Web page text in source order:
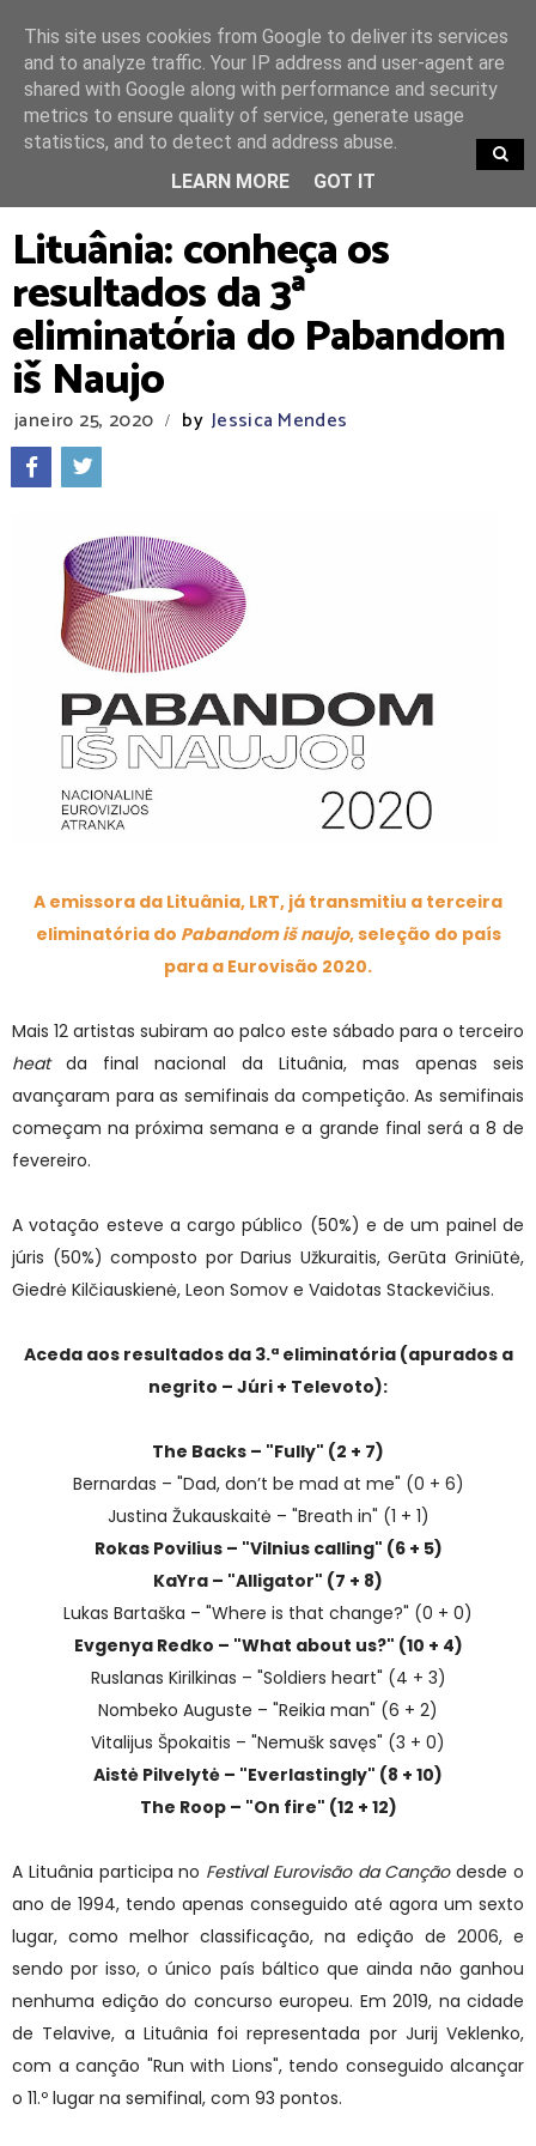
TRENDING
Lituânia: conheça os
resultados da 3ª
eliminatória do Pabandom
iš Naujo
janeiro 25, 2020 / by Jessica Mendes
A emissora da Lituânia, LRT, já transmitiu a terceira
eliminatória do Pabandom iš naujo, seleção do país
para a Eurovisão 2020.
Mais 12 artistas subiram ao palco este sábado para o terceiro
heat da final nacional da Lituânia, mas apenas seis
avançaram para as semifinais da competição. As semifinais
começam na próxima semana e a grande final será a 8 de
fevereiro.
A votação esteve a cargo público (50%) e de um painel de
júris (50%) composto por Darius Užkuraitis, Gerūta Griniūtė,
Giedrė Kilčiauskienė, Leon Somov e Vaidotas Stackevičius.
Aceda aos resultados da 3.ª eliminatória (apurados a
negrito – Júri + Televoto):
The Backs – "Fully" (2 + 7)
Bernardas – "Dad, don’t be mad at me" (0 + 6)
Justina Žukauskaitė – "Breath in" (1 + 1)
Rokas Povilius – "Vilnius calling" (6 + 5)
KaYra – "Alligator" (7 + 8)
Lukas Bartaška – "Where is that change?" (0 + 0)
Evgenya Redko – "What about us?" (10 + 4)
Ruslanas Kirilkinas – "Soldiers heart" (4 + 3)
Nombeko Auguste – "Reikia man" (6 + 2)
Vitalijus Špokaitis – "Nemušk savęs" (3 + 0)
Aistė Pilvelytė – "Everlastingly" (8 + 10)
The Roop – "On fire" (12 + 12)
A Lituânia participa no Festival Eurovisão da Cançãodesde o
ano de 1994, tendo apenas conseguido até agora um sexto
lugar, como melhor classificação, na edição de 2006, e
sendo por isso, o único país báltico que ainda não ganhou
nenhuma edição do concurso europeu. Em 2019, na cidade
de Telavive, a Lituânia foi representada por Jurij Veklenko,
com a canção "Run with Lions", tendo conseguido alcançar
o 11.º lugar na semifinal, com 93 pontos.
This site uses cookies from Google to deliver its services
and to analyze traffic. Your IP address and user-agent are
shared with Google along with performance and security
metrics to ensure quality of service, generate usage
statistics, and to detect and address abuse.
LEARN MORE
GOT IT